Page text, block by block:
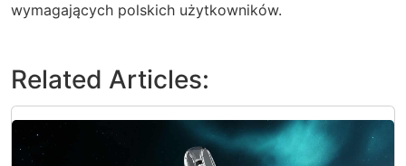
wymagających polskich użytkowników.
Related Articles: